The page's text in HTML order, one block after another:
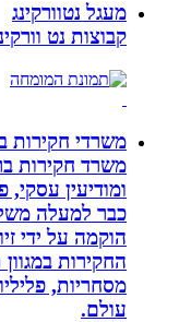
מעגל נטוורקינג
קבוצות נט וורקינג
משרדי חקירות
משרד חקירות
ומודיעין עסקי,
כבר למעלה
הוקמה על ידי
החקירות במגוון
מסחריות,
עולם.